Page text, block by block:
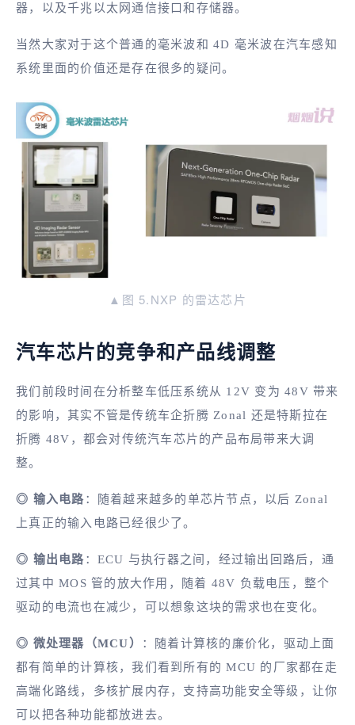
器，以及千兆以太网通信接口和存储器。
当然大家对于这个普通的毫米波和 4D 毫米波在汽车感知
系统里面的价值还是存在很多的疑问。
▲图 5.NXP 的雷达芯片
汽车芯片的竞争和产品线调整
我们前段时间在分析整车低压系统从 12V 变为 48V 带来
的影响，其实不管是传统车企折腾 Zonal 还是特斯拉在
折腾 48V，都会对传统汽车芯片的产品布局带来大调
整。
◎ 输入电路：随着越来越多的单芯片节点，以后 Zonal
上真正的输入电路已经很少了。
◎ 输出电路：ECU 与执行器之间，经过输出回路后，通
过其中 MOS 管的放大作用，随着 48V 负载电压，整个
驱动的电流也在减少，可以想象这块的需求也在变化。
◎ 微处理器（MCU）
：随着计算核的廉价化，驱动上面
都有简单的计算核，我们看到所有的 MCU 的厂家都在走
高端化路线，多核扩展内存，支持高功能安全等级，让你
可以把各种功能都放进去。